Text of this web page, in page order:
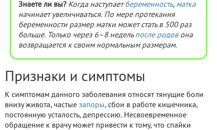
Знаете ли вы? Когда наступаетбеременность, матка
начинает увеличиваться. По мере протекания
беременности размер матки может стать в 500 раз
больше. Только через 6–8 недель после родовона
возвращается к своим нормальным размерам.
Признаки и симптомы
К симптомам данного заболевания относят тянущие боли
внизу живота, частые запоры, сбои в работе кишечника,
постоянную усталость, депрессию. Несвоевременное
обращение к врачу может привести к тому, что спайки